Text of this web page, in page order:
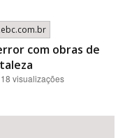
BUSCAR
com obras de
visualizações